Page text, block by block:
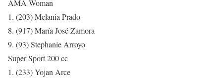
AMA Woman
1. (203) Melania Prado
8. (917) María José Zamora
9. (93) Stephanie Arroyo
Super Sport 200 cc
1. (233) Yojan Arce